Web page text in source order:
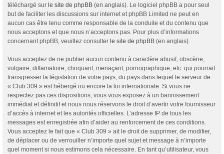
téléchargé sur le site de phpBB (en anglais). Le logiciel phpBB a pour seul
but de faciliter les discussions sur internet et phpBB Limited ne peut en
aucun cas être tenu comme responsable de la conduite et du contenu que
nous acceptons et que nous n’acceptons pas. Pour plus d’informations
concernant phpBB, veuillez consulter le site de phpBB (en anglais).
Vous acceptez de ne publier aucun contenu à caractère abusif, obscène,
vulgaire, diffamatoire, choquant, menaçant, pornographique, etc. qui pourrait
transgresser la législation de votre pays, du pays dans lequel le serveur de
« Club 309 » est hébergé ou encore la loi internationale. Si vous ne
respectez pas ces dispositions, vous vous exposez à un bannissement
immédiat et définitif et nous nous réservons le droit d’avertir votre fournisseur
d’accès à internet et les autorités officielles. L’adresse IP de tous les
messages est enregistrée afin d’aider au renforcement de ces conditions.
Vous acceptez le fait que « Club 309 » ait le droit de supprimer, de modifier,
de déplacer ou de verrouiller n’importe quel sujet et message à n’importe
quel moment si nous estimons cela nécessaire. En tant qu’utilisateur, vous